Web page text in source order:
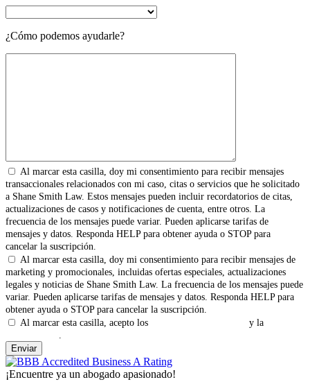
¿Cómo podemos ayudarle?
Al marcar esta casilla, doy mi consentimiento para recibir mensajes
transaccionales relacionados con mi caso, citas o servicios que he solicitado
a Shane Smith Law. Estos mensajes pueden incluir recordatorios de citas,
actualizaciones de casos y notificaciones de cuenta, entre otros. La
frecuencia de los mensajes puede variar. Pueden aplicarse tarifas de
mensajes y datos. Responda HELP para obtener ayuda o STOP para
cancelar la suscripción.
Al marcar esta casilla, doy mi consentimiento para recibir mensajes de
marketing y promocionales, incluidas ofertas especiales, actualizaciones
legales y noticias de Shane Smith Law. La frecuencia de los mensajes puede
variar. Pueden aplicarse tarifas de mensajes y datos. Responda HELP para
obtener ayuda o STOP para cancelar la suscripción.
Al marcar esta casilla, acepto los
y la
.
¡Encuentre ya un abogado apasionado!